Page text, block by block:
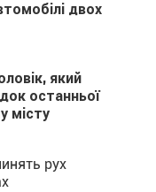
двох
який
останньої
місту
рух